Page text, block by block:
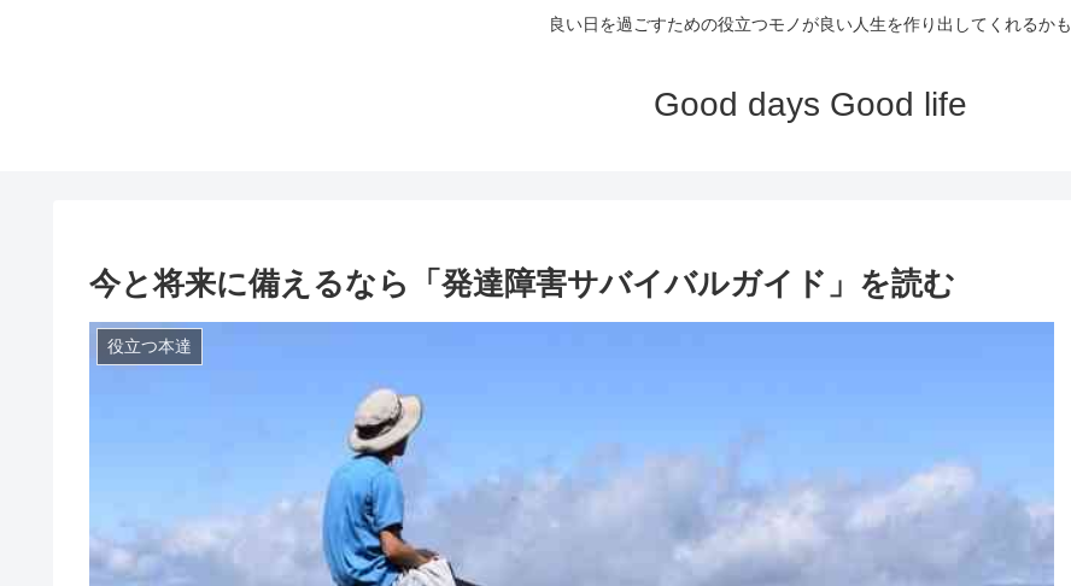
良い日を過ごすための役立つモノが良い人生を作り出してくれるかも
Good days Good life
今と将来に備えるなら「発達障害サバイバルガイド」を読む
役立つ本達